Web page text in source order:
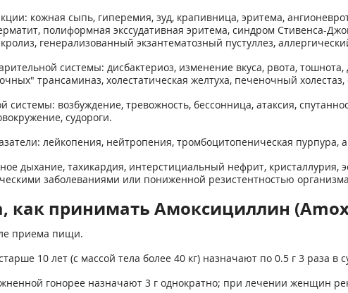
кожная сыпь, гиперемия, зуд, крапивница, эритема,
полиформная экссудативная эритема, синдром Стивенса-
генерализованный экзантематозный пустуллез,
системы: дисбактериоз, изменение вкуса, рвота,
трансаминаз, холестатическая желтуха, пече­ночный
системы: возбуждение, тревожность, бессонница, атаксия,
судороги.
лейкопения, нейтропения, тромбоцитопеническая пурпура,
дыхание, тахикардия, интерстициальный нефрит, кристаллурия,
заболеваниями или пониженной резистентностью
как принимать Амоксициллин
приема пищи.
10 лет (с массой тела более 40 кг) назначают по 0.5 г 3 раза
гонорее назначают 3 г однократно; при лечении женщин